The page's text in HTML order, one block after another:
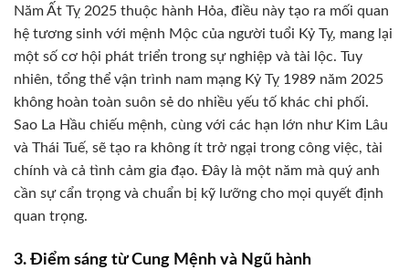
Năm Ất Tỵ 2025 thuộc hành Hỏa, điều này tạo ra mối quan
hệ tương sinh với mệnh Mộc của người tuổi Kỷ Tỵ, mang lại
một số cơ hội phát triển trong sự nghiệp và tài lộc. Tuy
nhiên, tổng thể vận trình nam mạng Kỷ Tỵ 1989 năm 2025
không hoàn toàn suôn sẻ do nhiều yếu tố khác chi phối.
Sao La Hầu chiếu mệnh, cùng với các hạn lớn như Kim Lâu
và Thái Tuế, sẽ tạo ra không ít trở ngại trong công việc, tài
chính và cả tình cảm gia đạo. Đây là một năm mà quý anh
cần sự cẩn trọng và chuẩn bị kỹ lưỡng cho mọi quyết định
quan trọng.
3. Điểm sáng từ Cung Mệnh và Ngũ hành